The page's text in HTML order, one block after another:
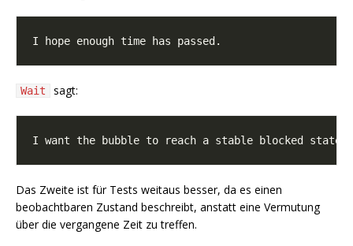
Wait sagt:
Das Zweite ist für Tests weitaus besser, da es einen
beobachtbaren Zustand beschreibt, anstatt eine Vermutung
über die vergangene Zeit zu treffen.